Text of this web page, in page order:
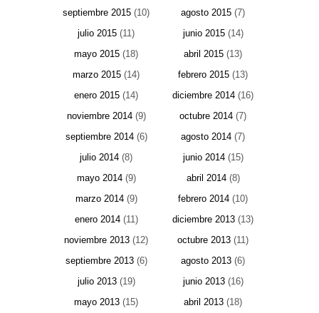
septiembre 2015 (10) agosto 2015 (7)
julio 2015 (11) junio 2015(14)
mayo 2015 (18) abril 2015 (13)
marzo 2015 (14) febrero 2015 (13)
enero 2015 (14) diciembre 2014 (16)
noviembre 2014(9) octubre 2014 (7)
septiembre 2014(6) agosto 2014 (7)
julio 2014 (8) junio 2014(15)
mayo 2014(9) abril 2014(8)
marzo 2014(9) febrero 2014 (10)
enero 2014(11) diciembre 2013 (13)
noviembre 2013 (12) octubre 2013 (11)
septiembre 2013(6) agosto 2013 (6)
julio 2013(19) junio 2013(16)
mayo 2013 (15) abril 2013 (18)